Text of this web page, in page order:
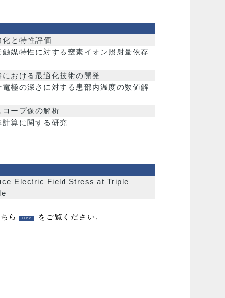
と特性評価
媒特性に対する窒素イオン照射量依存
おける最適化技術の開発
極の深さに対する患部内温度の数値解
ープ像の解析
算に関する研究
Electric Field Stress at Triple
ら をご覧ください。